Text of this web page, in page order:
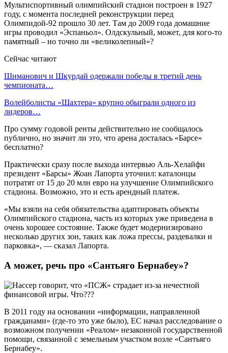
Мультиспортивный олимпийский стадион построен в 1927
году, с момента последней реконструкции перед
Олимпидой-92 прошло 30 лет. Там до 2009 года домашние
игры проводил «Эспаньол». Олдскульный, может, для кого-то
памятный – но точно ли «великолепный»?
Сейчас читают
Шиманович и Шкурдай одержали победы в третий день
чемпионата…
Волейболисты «Шахтера» крупно обыграли одного из
лидеров…
Про сумму годовой ренты действительно не сообщалось
публично, но значит ли это, что арена досталась «Барсе»
бесплатно?
Практически сразу после выхода интервью Аль-Хелайфи
президент «Барсы» Жоан Лапорта уточнил: каталонцы
потратят от 15 до 20 млн евро на улучшение Олимпийского
стадиона. Возможно, это и есть арендный платеж.
«Мы взяли на себя обязательства адаптировать объекты
Олимпийского стадиона, часть из которых уже приведена в
очень хорошее состояние. Также будет модернизировано
несколько других зон, таких как ложа прессы, раздевалки и
парковка», — сказал Лапорта.
А может, речь про «Сантьяго Бернабеу»?
В 2011 году на основании «информации, направленной
гражданами» (где-то это уже было), ЕС начал расследование о
возможном получении «Реалом» незаконной государственной
помощи, связанной с земельным участком возле «Сантьяго
Бернабеу».